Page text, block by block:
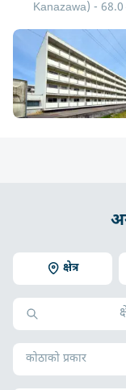
Kanazawa) - 68.0
क्षेत्र
कोठाको प्रकार